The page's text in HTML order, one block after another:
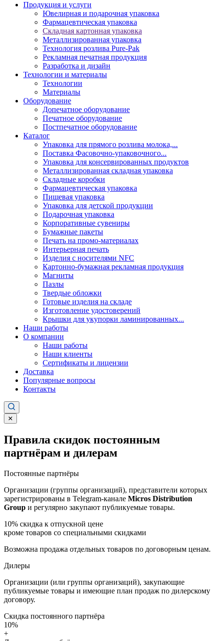
Продукция и услуги
Ювелирная и подарочная упаковка
Фармацевтическая упаковка
Складная картонная упаковка
Металлизированная упаковка
Технология розлива Pure-Pak
Рекламная печатная продукция
Разработка и дизайн
Технологии и материалы
Технологии
Материалы
Оборудование
Допечатное оборудование
Печатное оборудование
Постпечатное оборудование
Каталог
Упаковка для прямого розлива молока,...
Поставка Фасовочно-упаковочного...
Упаковка для консервированных продуктов
Металлизированная складная упаковка
Складные коробки
Фармацевтическая упаковка
Пищевая упаковка
Упаковка для детской продукции
Подарочная упаковка
Корпоративные сувениры
Бумажные пакеты
Печать на промо-материалах
Интерьерная печать
Изделия с носителями NFC
Картонно-бумажная рекламная продукция
Магниты
Пазлы
Твердые обложки
Готовые изделия на складе
Изготовление удостоверений
Крышки для укупорки ламинированных...
Наши работы
О компании
Наши работы
Наши клиенты
Сертификаты и лицензии
Доставка
Популярные вопросы
Контакты
✕
Правила скидок постоянным
партнёрам и дилерам
Постоянные партнёры
Организации (группы организаций), представители которых
зарегистрированы в Telegram-канале Micros Distribution
Group и регулярно закупают публикуемые товары.
10% скидка к отпускной цене
кроме товаров со специальными скидками
Возможна продажа отдельных товаров по договорным ценам.
Дилеры
Организации (или группы организаций), закупающие
публикуемые товары и имеющие план продаж по дилерскому
договору.
Скидка постоянного партнёра
10%
+